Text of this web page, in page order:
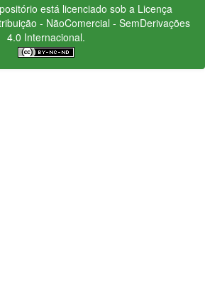
está licenciado sob a Licença
- NãoComercial - SemDerivações
4.0 Internacional.